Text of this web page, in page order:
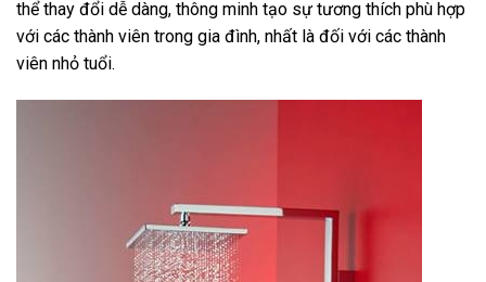
thể thay đổi dễ dàng, thông minh tạo sự tương thích phù hợp
với các thành viên trong gia đình, nhất là đối với các thành
viên nhỏ tuổi.